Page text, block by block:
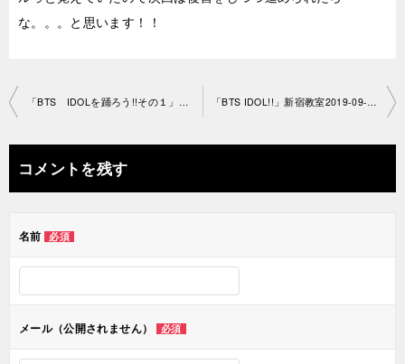
な。。。と思います！！
投
ナ
ビ
ー
ン
「BTS IDOLを踊ろう!!その１」新宿教室2019-09-19-no0037-1266 「BTS IDOL!!」新宿教室2019-09-26-no0037-1266
コメントを残す
名前 必須
メール（公開されません） 必須